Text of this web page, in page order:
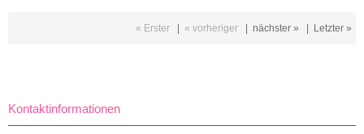
« Erster « vorheriger nächster » Letzter »
Kontaktinformationen